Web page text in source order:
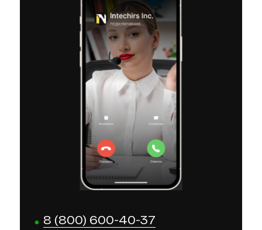
8 (800) 600-40-37